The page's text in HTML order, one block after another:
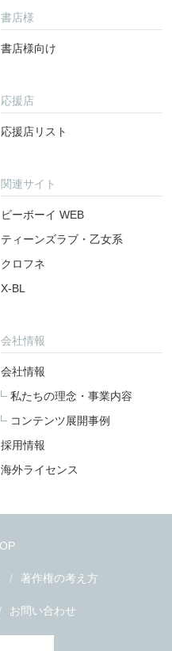
書店様
書店様向け
応援店
応援店リスト
関連サイト
ビーボーイ WEB
ティーンズラブ・乙女系
クロフネ
X-BL
会社情報
会社情報
私たちの理念・事業内容
コンテンツ展開事例
採用情報
海外ライセンス
著作権の考え方
お問い合わせ